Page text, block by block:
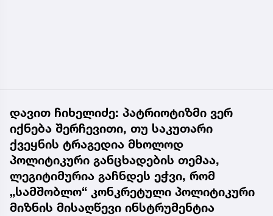
დავით ჩიხელიძე: პატრიოტიზმი ვერ
იქნება შერჩევითი, თუ საკუთარი
ქვეყნის ტრაგედია მხოლოდ
პოლიტიკური განცხადების თემაა,
ლეგიტიმურია გაჩნდეს ეჭვი, რომ
„სამშობლო“ კონკრეტული პოლიტიკური
მიზნის მისაღწევი ინსტრუმენტია